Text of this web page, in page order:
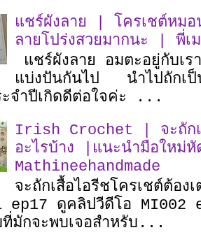
แชร์ผังลาย | โครเชต์หม
ลายโปร่งสวยมากนะ | พี่เ
แชร์ผังลาย อมตะอยู่กับเ
แบ่งปันกันไป นำไปถักเ
ะจำปีเกิดดีต่อใจค่ะ ...
Irish Crochet | จะถักเสื้
อะไรบ้าง |แนะนำมือใหม่
Mathineehandmade
จะถักเสื้อไอรีชโครเชต์ต้อ
ep17 ดูคลิปวีดีโอ MI002
ที่มักจะพบเจอสำหรับ...